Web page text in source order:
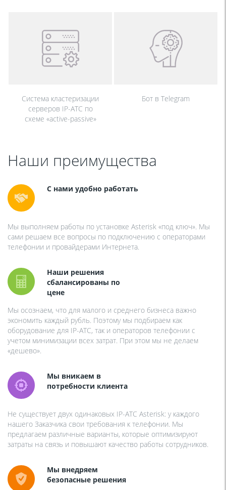
Система кластеризации
серверов IP-АТС по
схеме «active-passive»
Бот в Telegram
Наши преимущества
С нами удобно работать
Мы выполняем работы по установке Asterisk «под ключ». Мы
сами решаем все вопросы по подключению с операторами
телефонии и провайдерами Интернета.
Наши решения
сбалансированы по
цене
Мы осознаем, что для малого и среднего бизнеса важно
экономить каждый рубль. Поэтому мы подбираем как
оборудование для IP-АТС, так и операторов телефонии с
учетом минимизации всех затрат. При этом мы не делаем
«дешево».
Мы вникаем в
потребности клиента
Не существует двух одинаковых IP-АТС Asterisk: у каждого
нашего Заказчика свои требования к телефонии. Мы
предлагаем различные варианты, которые оптимизируют
затраты на связь и повышают качество работы сотрудников.
Мы внедряем
безопасные решения